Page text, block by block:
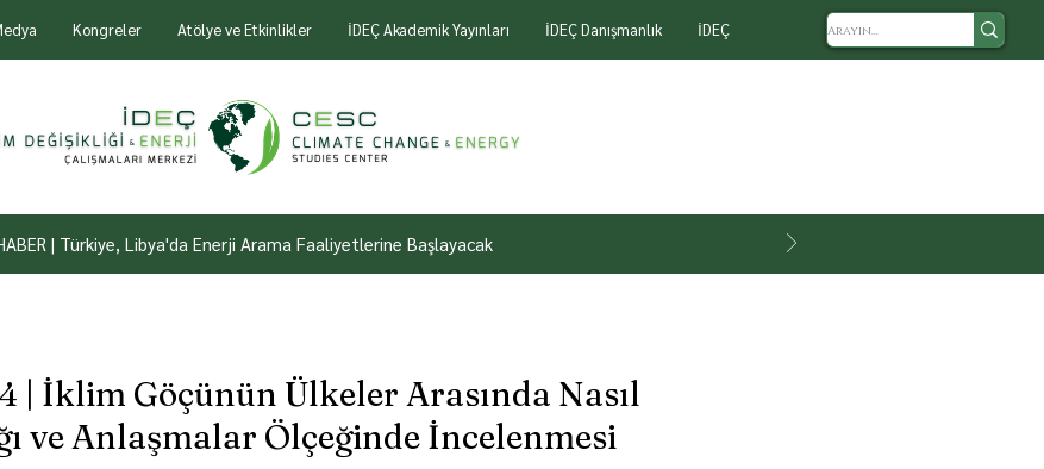
Kongreler Atölye ve Etkinlikler İDEÇ Akademik Yayınları İDEÇ Danışmanlık İDEÇ
| Türkiye, Libya'da Enerji Arama Faaliyetlerine Başlayacak
| İklim Göçünün Ülkeler Arasında Nasıl
ve Anlaşmalar Ölçeğinde İncelenmesi